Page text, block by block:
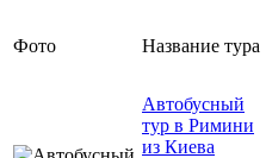
Фото Название тура
Автобусный
тур в Римини
из Киева